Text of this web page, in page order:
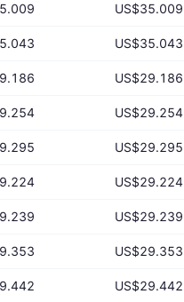
US$35.009
US$35.043
US$29.186
US$29.254
US$29.295
US$29.224
US$29.239
US$29.353
US$29.442